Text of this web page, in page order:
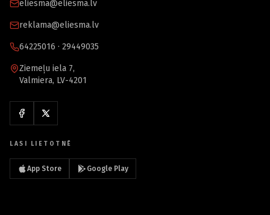
eliesma@eliesma.lv
reklama@eliesma.lv
64225016 · 29449035
Ziemeļu iela 7,
Valmiera, LV-4201
LASI LIETOTNĒ
App Store Google Play